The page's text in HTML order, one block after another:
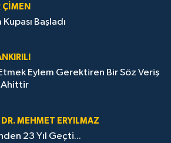
ÇIMEN
Kupası Başladı
Eylem Gerektiren Bir Söz Veriş
Ahittir
DR. MEHMET ERYILMAZ
23 Yıl Geçti...